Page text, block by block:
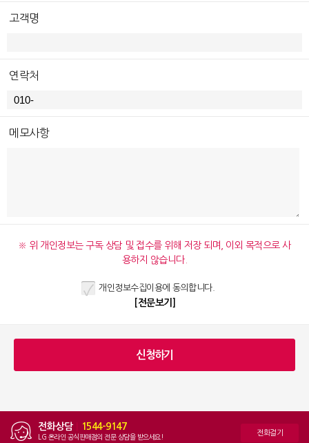
고객명
연락처
메모사항
※ 위 개인정보는 구독 상담 및 접수를 위해 저장 되며, 이외 목적으로 사
용하지 않습니다.
개인정보수집이용에 동의합니다.
[전문보기]
전화상담 1544-9147
LG 온라인 공식판매점의 전문 상담을 받으세요! 전화걸기